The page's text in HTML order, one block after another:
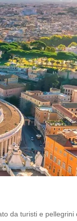
da turisti e pellegrini